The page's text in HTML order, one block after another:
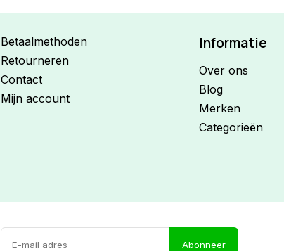
Betaalmethoden
Retourneren
Contact
Mijn account
Informatie
Over ons
Blog
Merken
Categorieën
Abonneer